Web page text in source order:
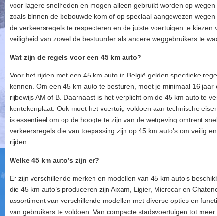
voor lagere snelheden en mogen alleen gebruikt worden op
zoals binnen de bebouwde kom of op speciaal aangewezen
de verkeersregels te respecteren en de juiste voertuigen te kiezen
veiligheid van zowel de bestuurder als andere weggebruikers te
Wat zijn de regels voor een 45 km auto?
Voor het rijden met een 45 km auto in België gelden specifieke
kennen. Om een 45 km auto te besturen, moet je minimaal 16
rijbewijs AM of B. Daarnaast is het verplicht om de 45 km auto te
kentekenplaat. Ook moet het voertuig voldoen aan technische
is essentieel om op de hoogte te zijn van de wetgeving omtrent
verkeersregels die van toepassing zijn op 45 km auto’s om veilig
rijden.
Welke 45 km auto’s zijn er?
Er zijn verschillende merken en modellen van 45 km auto’s
die 45 km auto’s produceren zijn Aixam, Ligier, Microcar en
assortiment van verschillende modellen met diverse opties en
van gebruikers te voldoen. Van compacte stadsvoertuigen tot